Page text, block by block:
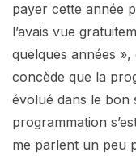
payer cette année
l’avais vue
quelques années
concède que la
évolué dans le bon
programmation
me parlent un peu